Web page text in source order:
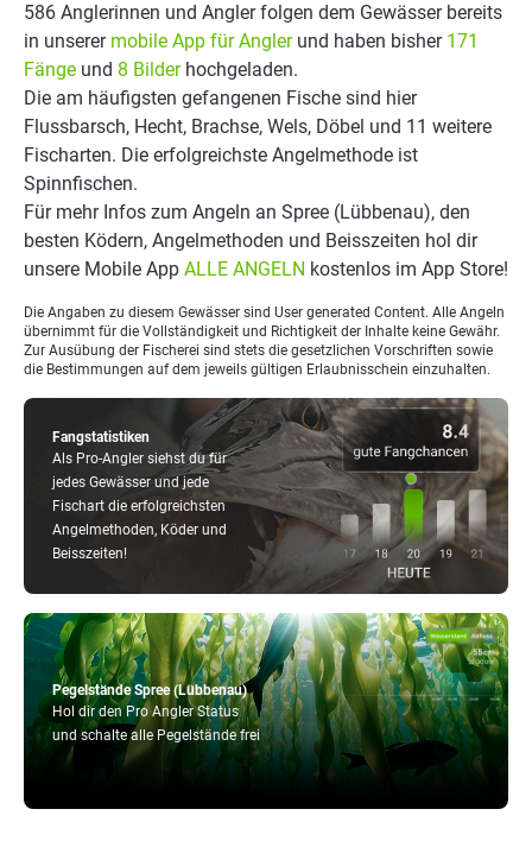
Pegelstände Spree (Lübbenau)
Hol dir den Pro Angler Status
und schalte alle Pegelstände frei
Fangstatistiken
Als Pro-Angler siehst du für
jedes Gewässer und jede
Fischart die erfolgreichsten
Angelmethoden, Köder und
Beisszeiten!
586 Anglerinnen und Angler folgen dem Gewässer bereits
in unserer mobile App für Anglerund haben bisher 171
Fänge und 8 Bilderhochgeladen.
Die am häufigsten gefangenen Fische sind hier
Flussbarsch, Hecht, Brachse, Wels, Döbel und 11 weitere
Fischarten. Die erfolgreichste Angelmethode ist
Spinnfischen.
Für mehr Infos zum Angeln an Spree (Lübbenau), den
besten Ködern, Angelmethoden und Beisszeiten hol dir
unsere Mobile App ALLE ANGELN kostenlos im App Store!
Die Angaben zu diesem Gewässer sind User generated Content. Alle Angeln
übernimmt für die Vollständigkeit und Richtigkeit der Inhalte keine Gewähr.
Zur Ausübung der Fischerei sind stets die gesetzlichen Vorschriften sowie
die Bestimmungen auf dem jeweils gültigen Erlaubnisschein einzuhalten.